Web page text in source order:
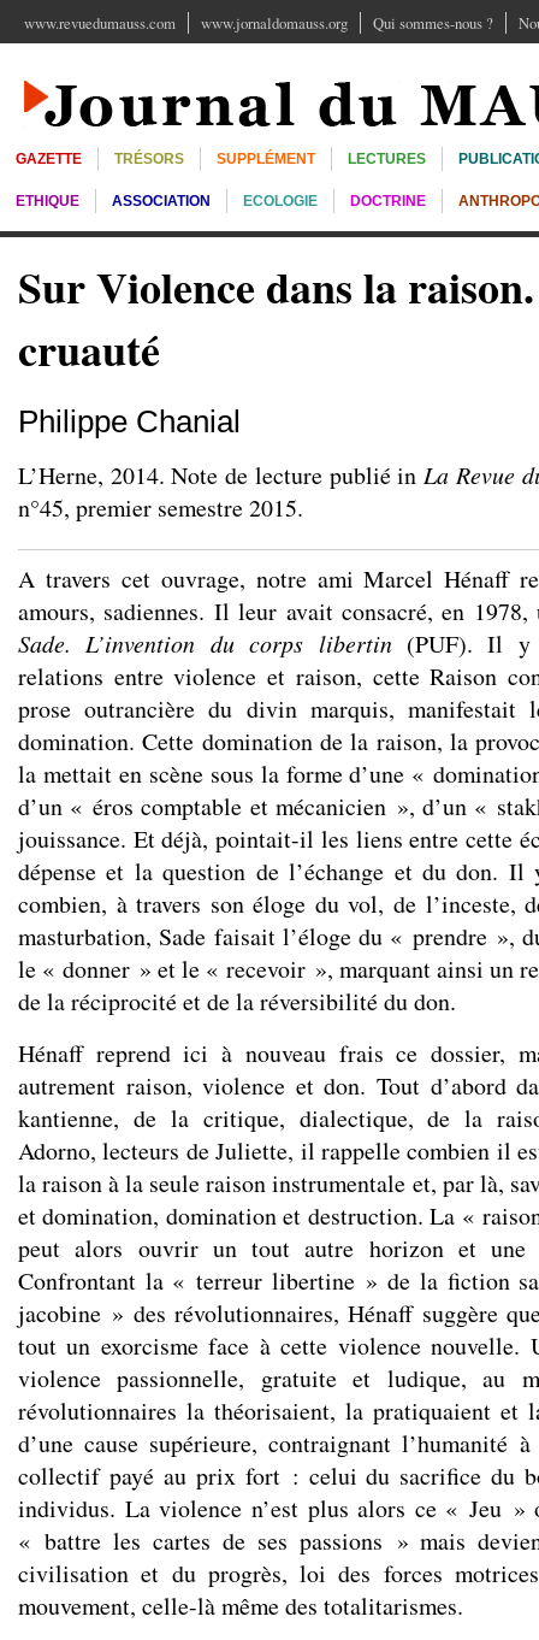
www.revuedumauss.com www.jornaldomauss.org Qui sommes-nous ?
GAZETTE TRÉSORS SUPPLÉMENT LECTURES
ETHIQUE ASSOCIATION ECOLOGIE DOCTRINE
Sur Violence dans la
cruauté
Philippe Chanial
L’Herne, 2014. Note de lecture publié inLa Revue
n°45, premier semestre 2015.
A travers cet ouvrage, notre ami Marcel Hénaff
amours, sadiennes. Il leur avait consacré, en
Sade. L’invention du corps libertin(PUF). Il y
relations entre violence et raison, cette Raison
prose outrancière du divin marquis, manifestait
domination. Cette domination de la raison, la
la mettait en scène sous la forme d’une «
d’un « éros comptable et mécanicien », d’un «
jouissance. Et déjà, pointait-il les liens entre cette
dépense et la question de l’échange et du don. Il
combien, à travers son éloge du vol, de l’inceste,
masturbation, Sade faisait l’éloge du « prendre »,
le « donner » et le « recevoir », marquant ainsi un
de la réciprocité et de la réversibilité du don.
Hénaff reprend ici à nouveau frais ce dossier,
autrement raison, violence et don. Tout d’abord
kantienne, de la critique, dialectique, de la
Adorno, lecteurs de Juliette, il rappelle combien il
la raison à la seule raison instrumentale et, par là,
et domination, domination et destruction. La «
peut alors ouvrir un tout autre horizon et une
Confrontant la « terreur libertine » de la fiction
jacobine » des révolutionnaires, Hénaff suggère
tout un exorcisme face à cette violence nouvelle.
violence passionnelle, gratuite et ludique, au
révolutionnaires la théorisaient, la pratiquaient et
d’une cause supérieure, contraignant l’humanité
collectif payé au prix fort : celui du sacrifice du
individus. La violence n’est plus alors ce « Jeu »
« battre les cartes de ses passions » mais
civilisation et du progrès, loi des forces
mouvement, celle-là même des totalitarismes.